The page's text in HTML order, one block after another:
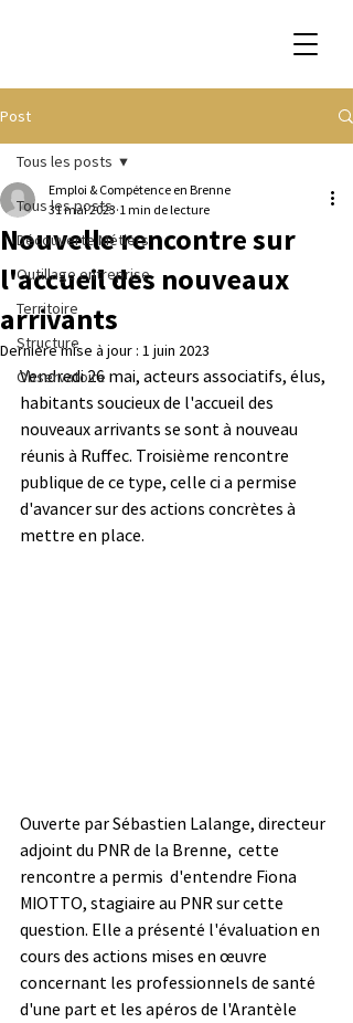
Post
Tous les posts
Découverte Métiers
Outillage entreprise
Territoire
Structure
Observatoire
Tous les posts
Nouvelle rencontre sur
l'accueil des nouveaux
arrivants
Emploi & Compétence en Brenne
31 mai 2023 1 min de lecture
Dernière mise à jour : 1 juin 2023
Vendredi 26 mai, acteurs associatifs, élus,
habitants soucieux de l'accueil des
nouveaux arrivants se sont à nouveau
réunis à Ruffec. Troisième rencontre
publique de ce type, celle ci a permise
d'avancer sur des actions concrètes à
mettre en place.
Ouverte par Sébastien Lalange, directeur
adjoint du PNR de la Brenne,  cette
rencontre a permis  d'entendre Fiona
MIOTTO, stagiaire au PNR sur cette
question. Elle a présenté l'évaluation en
cours des actions mises en œuvre
concernant les professionnels de santé
d'une part et les apéros de l'Arantèle